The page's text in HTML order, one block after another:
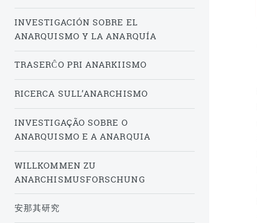
INVESTIGACIÓN SOBRE EL
ANARQUISMO Y LA ANARQUÍA
TRASERĈO PRI ANARKIISMO
RICERCA SULL’ANARCHISMO
INVESTIGAÇÃO SOBRE O
ANARQUISMO E A ANARQUIA
WILLKOMMEN ZU
ANARCHISMUSFORSCHUNG
安那其研究